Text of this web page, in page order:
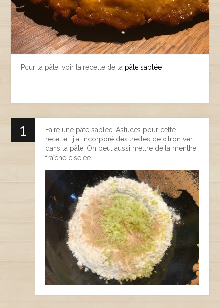
Pour la pâte, voir la recette de la pâte sablée
Faire une pâte sablée. Astuces pour cette
recette : j'ai incorporé des zestes de citron vert
dans la pâte. On peut aussi mettre de la menthe
fraîche ciselée